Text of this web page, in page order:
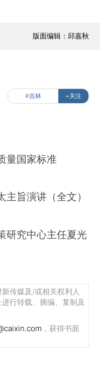
版面编辑：邱嘉秋
#吉林 +关注
量国家标准
旨演讲（全文）
研究中心主任夏光
传媒及/或相关权利人
行转载、摘编、复制及
，获得书面